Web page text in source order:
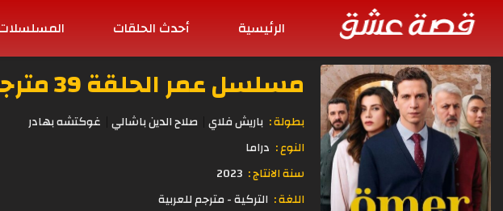
الرئيسية أحدث الحلقات
مسلسل عمر الحلقة 39 مترجمة HD
بطولة : باريش فلاي صلاح الدين باشالي غوكتشه بهادر
النوع : دراما
سنة الانتاج : 2023
اللغة : التركية - مترجم للعربية